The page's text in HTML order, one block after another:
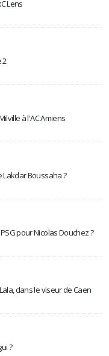
Lens
2
à l'AC Amiens
Lakdar Boussaha ?
pour Nicolas Douchez ?
dans le viseur de Caen
?